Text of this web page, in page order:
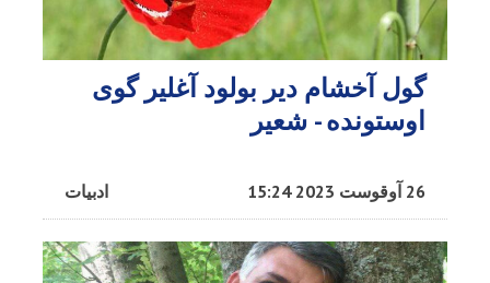
گول آخشام دیر بولود آغلیر گوی
اوستونده - شعیر
ادبیات 26 آوقوست 2023 15:24